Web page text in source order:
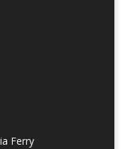
Ferry